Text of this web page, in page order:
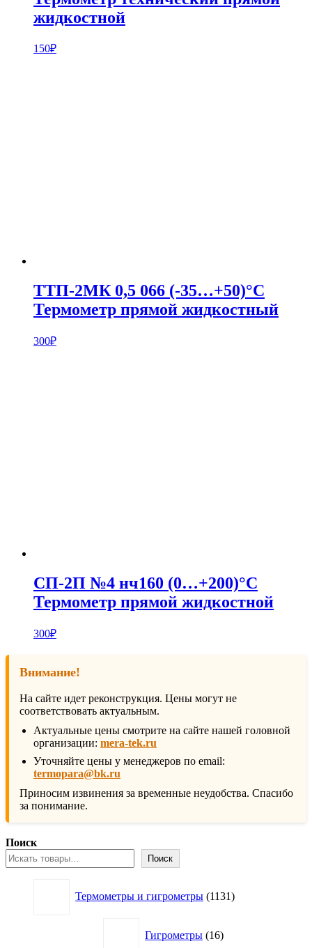
жидкостной
150₽
ТТП-2МК 0,5 066 (-35…+50)°С
Термометр прямой жидкостный
300₽
СП-2П №4 нч160 (0…+200)°С
Термометр прямой жидкостной
300₽
Внимание!
На сайте идет реконструкция. Цены могут не
соответствовать актуальным.
Актуальные цены смотрите на сайте нашей головной
организации: mera-tek.ru
Уточняйте цены у менеджеров по email:
termopara@bk.ru
Приносим извинения за временные неудобства. Спасибо
за понимание.
Поиск
Поиск
Термометры и гигрометры 1131товар
Гигрометры 16товаров